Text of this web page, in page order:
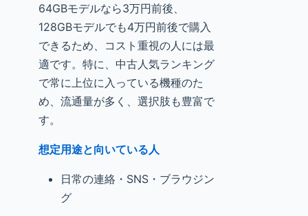
64GBモデルなら3万円前後、
128GBモデルでも4万円前後で購入
できるため、コスト重視の人には最
適です。特に、中古人気ランキング
で常に上位に入っている機種のた
め、流通量が多く、選択肢も豊富で
す。
想定用途と向いている人
日常の連絡・SNS・ブラウジン
グ